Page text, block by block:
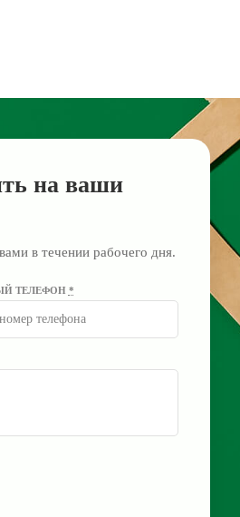
на ваши
в течении рабочего дня.
ТЕЛЕФОН *